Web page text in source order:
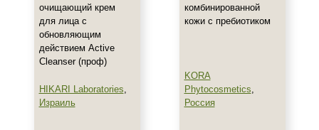
очищающий крем
для лица с
обновляющим
действием Active
Cleanser (проф)
HIKARI Laboratories,
Израиль
комбинированной
кожи с пребиотиком
KORA
Phytocosmetics,
Россия